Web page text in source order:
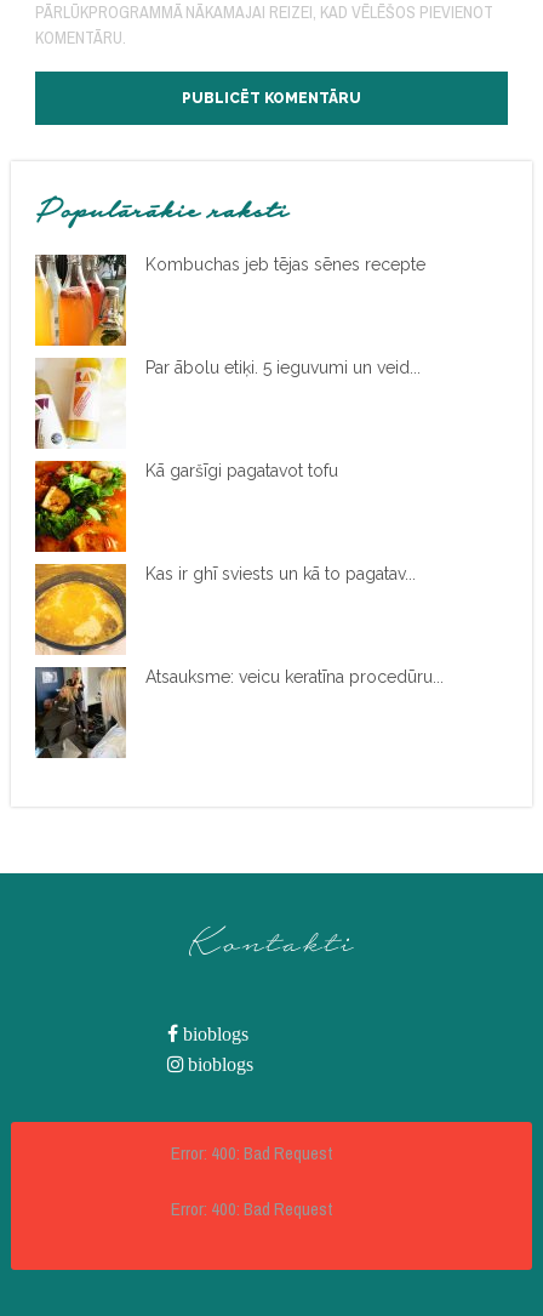
PĀRLŪKPROGRAMMĀ NĀKAMAJAI REIZEI, KAD VĒLĒŠOS PIEVIENOT
KOMENTĀRU.
Populārākie raksti
Kombuchas jeb tējas sēnes recepte
Par ābolu etiķi. 5 ieguvumi un veid...
Kā garšīgi pagatavot tofu
Kas ir ghī sviests un kā to pagatav...
Atsauksme: veicu keratīna procedūru...
Kontakti
bioblogs
bioblogs
Error: 400: Bad Request
Error: 400: Bad Request